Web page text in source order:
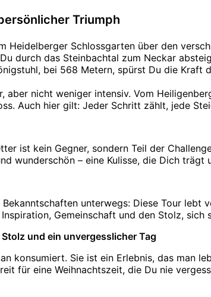
Triumph
Heidelberger Schlossgarten über den
durch das Steinbachtal zum Neckar
bei 568 Metern, spürst Du die
aber nicht weniger intensiv. Vom
Auch hier gilt: Jeder Schritt zählt, jede
ist kein Gegner, sondern Teil der
wunderschön – eine Kulisse, die Dich trägt
unterwegs: Diese Tour
Gemeinschaft und den Stolz,
und ein unvergesslicher Tag
konsumiert. Sie ist ein Erlebnis, das man
für eine Weihnachtszeit, die Du nie